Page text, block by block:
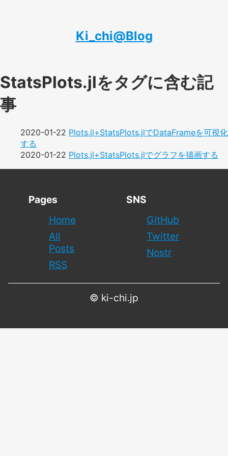
Ki_chi@Blog
StatsPlots.jlをタグに含む記
事
2020-01-22 Plots.jl+StatsPlots.jlでDataFrameを可視化
する
2020-01-22 Plots.jl+StatsPlots.jlでグラフを描画する
Pages
Home
All
Posts
RSS
SNS
GitHub
Twitter
Nostr
© ki-chi.jp